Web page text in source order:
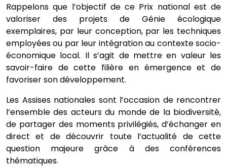
Rappelons que l’objectif de ce Prix national est de
valoriser des projets de Génie écologique
exemplaires, par leur conception, par les techniques
employées ou par leur intégration au contexte socio-
économique local. Il s’agit de mettre en valeur les
savoir-faire de cette filière en émergence et de
favoriser son développement.
Les Assises nationales sont l’occasion de rencontrer
l’ensemble des acteurs du monde de la biodiversité,
de partager des moments privilégiés, d’échanger en
direct et de découvrir toute l’actualité de cette
question majeure grâce à des conférences
thématiques.